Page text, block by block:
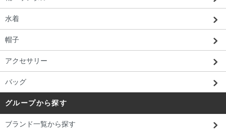
水着
帽子
アクセサリー
バッグ
グループから探す
ブランド一覧から探す